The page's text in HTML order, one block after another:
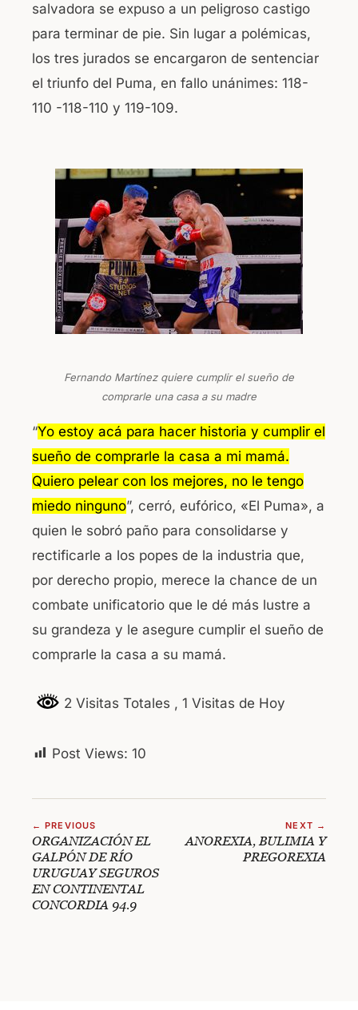
salvadora se expuso a un peligroso castigo
para terminar de pie. Sin lugar a polémicas,
los tres jurados se encargaron de sentenciar
el triunfo del Puma, en fallo unánimes: 118-
110 -118-110 y 119-109.
Fernando Martínez quiere cumplir el sueño de
comprarle una casa a su madre
“Yo estoy acá para hacer historia y cumplir el
sueño de comprarle la casa a mi mamá.
Quiero pelear con los mejores, no le tengo
miedo ninguno”, cerró, eufórico, «El Puma», a
quien le sobró paño para consolidarse y
rectificarle a los popes de la industria que,
por derecho propio, merece la chance de un
combate unificatorio que le dé más lustre a
su grandeza y le asegure cumplir el sueño de
comprarle la casa a su mamá.
2 Visitas Totales , 1 Visitas de Hoy
Post Views: 10
← PREVIOUS
ORGANIZACIÓN EL
GALPÓN DE RÍO
URUGUAY SEGUROS
EN CONTINENTAL
CONCORDIA 94.9
NEXT →
ANOREXIA, BULIMIA Y
PREGOREXIA